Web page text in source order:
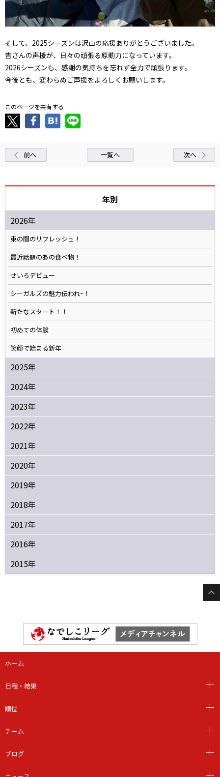
そして、2025シーズンは沢山の応援ありがとうございました。
皆さんの声援が、日々の頑張る原動力になっています。
2026シーズンも、感謝の気持ちを忘れず全力で頑張ります。
今後とも、変わらぬご声援をよろしくお願いします。
このページを共有する
前へ 一覧へ 次へ
年別
2026年
束の間のリフレッシュ！
最近話題のあの食べ物！
せいろデビュー
シーガルズの魅力伝われ~！
新たなスタート！！
初めての体験
笑顔で始まる新年
2025年
2024年
2023年
2022年
2021年
2020年
2019年
2018年
2017年
2016年
2015年
ホーム
日程・結果
順位
チーム
ブログ